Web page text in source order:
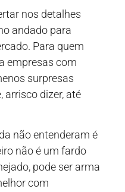
nos detalhes
andado para
Para quem
empresas com
surpresas
dizer, até
não entenderam é
não é um fardo
pode ser arma
com